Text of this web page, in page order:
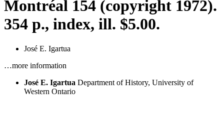
Montréal 154 (copyright 1972).
354 p., index, ill. $5.00.
José E. Igartua
…more information
José E. Igartua Department of History, University of
Western Ontario